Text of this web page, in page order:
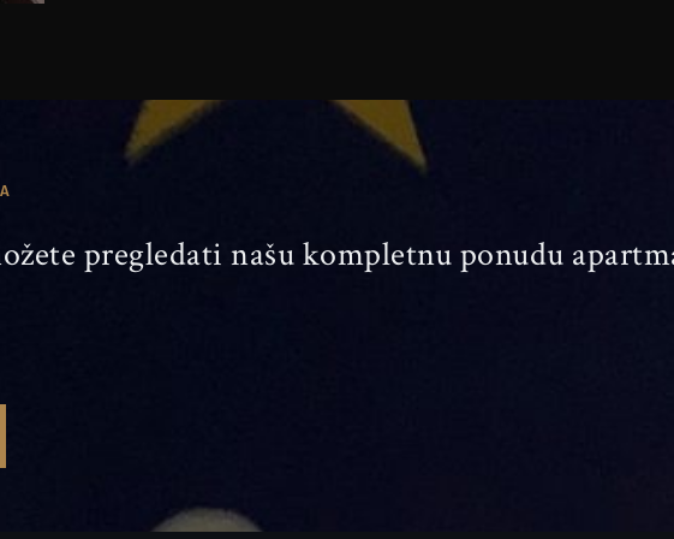
pregledati našu kompletnu ponudu